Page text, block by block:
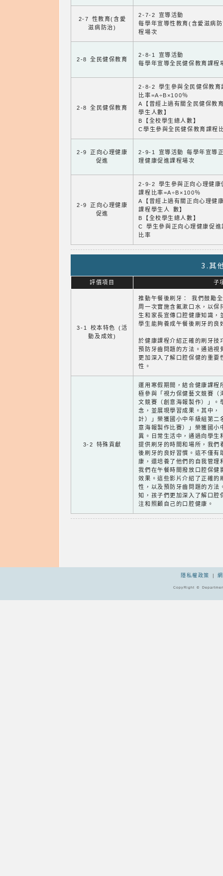
2-7 性教育(含愛
滋病防治)
2-7-2 宣導活動
每學年宣導性教育(含愛滋病
程場次
2-8 全民健保教育
2-8-1 宣導活動
每學年宣導全民健保教育課程
2-8 全民健保教育
2-8-2 學生參與全民健保教育
比率=A÷B×100％
A【曾經上過有關全民健保教
學生人數】
B【全校學生總人數】
C學生參與全民健保教育課程
2-9 正向心理健康
促進
2-9-1 宣導活動 每學年宣導
理健康促進課程場次
2-9 正向心理健康
促進
2-9-2 學生參與正向心理健康
課程比率=A÷B×100％
A【曾經上過有關正向心理健
課程學生人 數】
B【全校學生總人數】
C 學生參與正向心理健康促進
比率
3.其
評價項目 子
3-1 校本特色 (活
動及成效)
推動午餐後刷牙： 我們鼓勵
周一次實施含氟漱口水，以保
生和家長宣傳口腔健康知識，
學生能夠養成午餐後刷牙的良
於健康課程介紹正確的刷牙技
預防牙齒問題的方法。通過視
更加深入了解口腔保健的重要
性。
3-2 特殊貢獻
運用寒假期間，結合健康課程
極參與「視力保健藝文競賽（
文競賽（創意海報製作）」。
念，並展現學習成果。其中，
計）」榮獲國小中年級組第二
意海報製作比賽）」榮獲國小
異。日常生活中，通過向學生
提供刷牙的時間和場所，我們
後刷牙的良好習慣。這不僅有
康，還培養了他們的自我管理
我們在午餐時間撥放口腔保健
效果。這些影片介紹了正確的
性，以及預防牙齒問題的方法
知，孩子們更加深入了解口腔
注和照顧自己的口腔健康。
隱私權政策 |
CopyRight ©